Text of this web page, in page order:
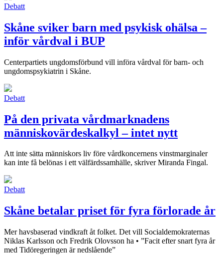
Debatt
Skåne sviker barn med psykisk ohälsa –
inför vårdval i BUP
Centerpartiets ungdomsförbund vill införa vårdval för barn- och
ungdomspsykiatrin i Skåne.
Debatt
På den privata vårdmarknadens
människovärdeskalkyl – intet nytt
Att inte sätta människors liv före vårdkoncernens vinstmarginaler
kan inte få belönas i ett välfärdssamhälle, skriver Miranda Fingal.
Debatt
Skåne betalar priset för fyra förlorade år
Mer havsbaserad vindkraft åt folket. Det vill Socialdemokraternas
Niklas Karlsson och Fredrik Olovsson ha • ”Facit efter snart fyra år
med Tidöregeringen är nedslående”